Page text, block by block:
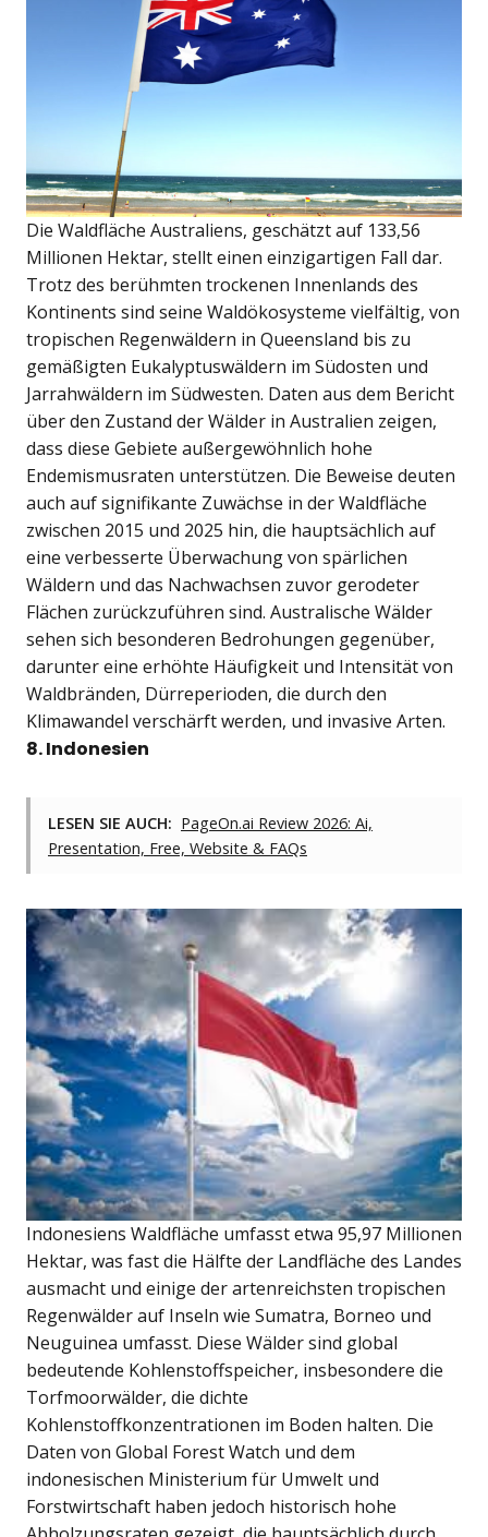
Die Waldfläche Australiens, geschätzt auf 133,56
Millionen Hektar, stellt einen einzigartigen Fall dar.
Trotz des berühmten trockenen Innenlands des
Kontinents sind seine Waldökosysteme vielfältig, von
tropischen Regenwäldern in Queensland bis zu
gemäßigten Eukalyptuswäldern im Südosten und
Jarrahwäldern im Südwesten. Daten aus dem Bericht
über den Zustand der Wälder in Australien zeigen,
dass diese Gebiete außergewöhnlich hohe
Endemismusraten unterstützen. Die Beweise deuten
auch auf signifikante Zuwächse in der Waldfläche
zwischen 2015 und 2025 hin, die hauptsächlich auf
eine verbesserte Überwachung von spärlichen
Wäldern und das Nachwachsen zuvor gerodeter
Flächen zurückzuführen sind. Australische Wälder
sehen sich besonderen Bedrohungen gegenüber,
darunter eine erhöhte Häufigkeit und Intensität von
Waldbränden, Dürreperioden, die durch den
Klimawandel verschärft werden, und invasive Arten.
8. Indonesien
LESEN SIE AUCH: PageOn.ai Review 2026: Ai,
Presentation, Free, Website & FAQs
Indonesiens Waldfläche umfasst etwa 95,97 Millionen
Hektar, was fast die Hälfte der Landfläche des Landes
ausmacht und einige der artenreichsten tropischen
Regenwälder auf Inseln wie Sumatra, Borneo und
Neuguinea umfasst. Diese Wälder sind global
bedeutende Kohlenstoffspeicher, insbesondere die
Torfmoorwälder, die dichte
Kohlenstoffkonzentrationen im Boden halten. Die
Daten von Global Forest Watch und dem
indonesischen Ministerium für Umwelt und
Forstwirtschaft haben jedoch historisch hohe